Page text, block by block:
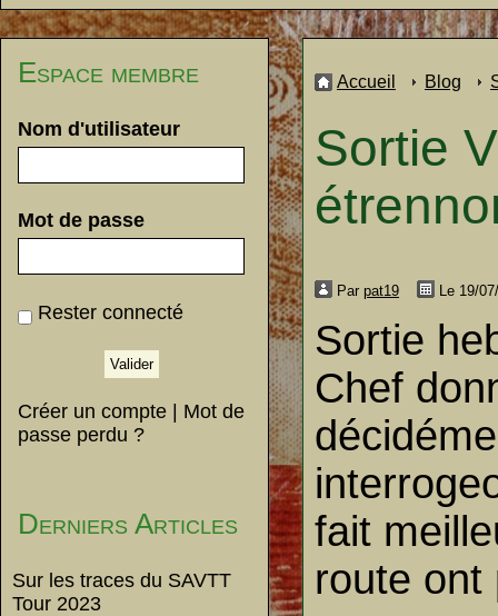
Espace membre
Nom d'utilisateur
Mot de passe
Rester connecté
Créer un compte
Mot de
passe perdu ?
Derniers Articles
Sur les traces du SAVTT
Tour 2023
Accueil Blog
Sortie
Par pat19 Le 19/
Sortie
Chef
fait
route ont